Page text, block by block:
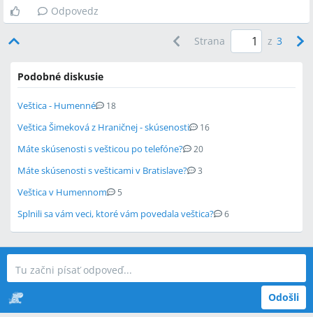
Odpovedz
Strana z 3
Podobné diskusie
Veštica - Humenné 18
Veštica Šimeková z Hraničnej - skúsenosti 16
Máte skúsenosti s vešticou po telefóne? 20
Máte skúsenosti s vešticami v Bratislave? 3
Veštica v Humennom 5
Splnili sa vám veci, ktoré vám povedala veštica? 6
Odošli